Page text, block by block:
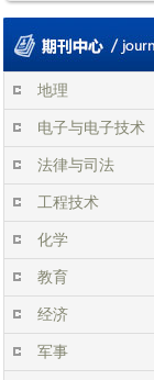
地理
电子与电子技术
法律与司法
工程技术
化学
教育
经济
军事